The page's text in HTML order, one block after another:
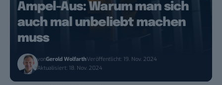
Ampel-Aus: Warum man sich
auch mal unbeliebt machen
muss
vonGerold WolfarthVeröffentlicht: 19. Nov. 2024
Aktualisiert: 18. Nov. 2024